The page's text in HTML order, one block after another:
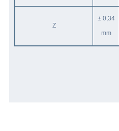
Z
± 0,34
mm